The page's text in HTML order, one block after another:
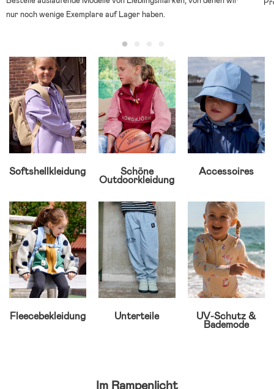
nur noch wenige Exemplare auf Lager haben.
Softshellkleidung Schöne
Outdoorkleidung
Accessoires
Fleecebekleidung Unterteile UV-Schutz &
Bademode
Im Rampenlicht